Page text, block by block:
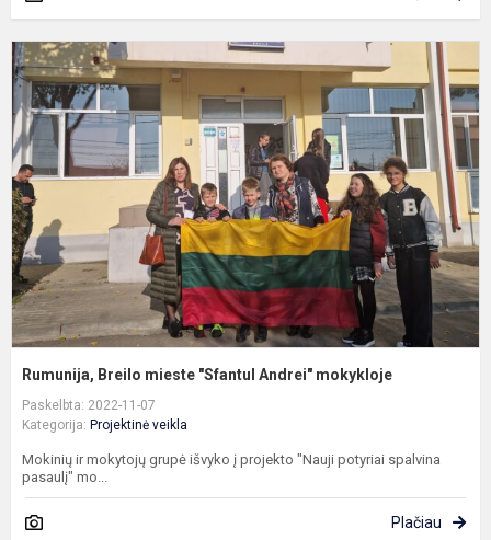
Rumunija, Breilo mieste "Sfantul Andrei" mokykloje
Paskelbta: 2022-11-07
Kategorija: Projektinė veikla
Mokinių ir mokytojų grupė išvyko į projekto "Nauji potyriai spalvina
pasaulį" mo...
Plačiau